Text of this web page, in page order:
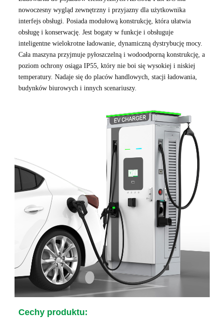
nowoczesny wygląd zewnętrzny i przyjazny dla użytkownika
interfejs obsługi. Posiada modułową konstrukcję, która ułatwia
obsługę i konserwację. Jest bogaty w funkcje i obsługuje
inteligentne wielokrotne ładowanie, dynamiczną dystrybucję mocy.
Cała maszyna przyjmuje pyłoszczelną i wodoodporną konstrukcję, a
poziom ochrony osiąga IP55, który nie boi się wysokiej i niskiej
temperatury. Nadaje się do placów handlowych, stacji ładowania,
budynków biurowych i innych scenariuszy.
Cechy produktu: